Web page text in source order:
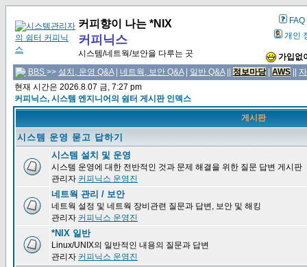
커피향이 나는 *NIX
커피닉스
시스템/네트웍/보안을 다루는 곳
FAQ
개인
가입없
BBS >> 설치, 운영 Q&A| 네트웍, 보안 Q&A| 일반 Q&A|| 정보마당| AWS
현재 시간은 2026.8.07 금, 7:27 pm
커피닉스, 시스템 엔지니어의 쉼터 게시판 인덱스
게시판
시스템 운영 묻고 답하기
시스템 설치 및 운영
시스템 운영에 대한 전반적인 것과 문제 해결을 위한 질문 답변 게시판
관리자 커피닉스 운영진
네트웍 관리 / 보안
네트웍 설정 및 네트웍 장비관련 질문과 답변, 보안 및 해킹
관리자 커피닉스 운영진
*NIX 일반
Linux/UNIX의 일반적인 내용의 질문과 답변
관리자 커피닉스 운영진